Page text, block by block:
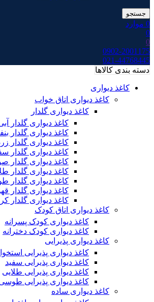
جستجو
0 موارد
0
0
0902-2001175
021-44768445
دسته بندی کالاها
کاغذ دیواری
کاغذ دیواری اتاق خواب
کاغذ دیواری گلدار
کاغذ دیواری گلدار
کاغذ دیواری گلدار
کاغذ دیواری گلدار
کاغذ دیواری گلدار
کاغذ دیواری گلدار
کاغذ دیواری گلدار
کاغذ دیواری گلدار
کاغذ دیواری گلدار
کاغذ دیواری گلدار
کاغذ دیواری اتاق کودک
کاغذ دیواری کودک پسرانه
کاغذ دیواری کودک دخترانه
کاغذ دیواری پذیرایی
کاغذ دیواری پذیرایی
کاغذ دیواری پذیرایی سفید
کاغذ دیواری پذیرایی طلایی
کاغذ دیواری پذیرایی
کاغذ دیواری ساده